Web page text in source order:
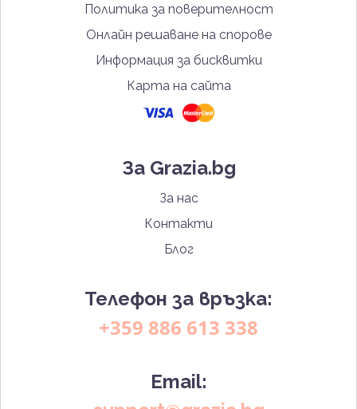
Политика за поверителност
Онлайн решаване на спорове
Информация за бисквитки
Карта на сайта
За Grazia.bg
За нас
Контакти
Блог
Телефон за връзка:
+359 886 613 338
Email: